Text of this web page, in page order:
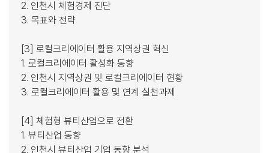
2. 인천시 체험경제 진단
3. 목표와 전략
[3] 로컬크리에이터 활용 지역상권 혁신
1. 로컬크리에이터 활성화 동향
2. 인천시 지역상권 및 로컬크리에이터 현황
3. 로컬크리에이터 활용 및 연계 실천과제
[4] 체험형 뷰티산업으로 전환
1. 뷰티산업 동향
2. 인천시 뷰티산업 기업 동향 분석